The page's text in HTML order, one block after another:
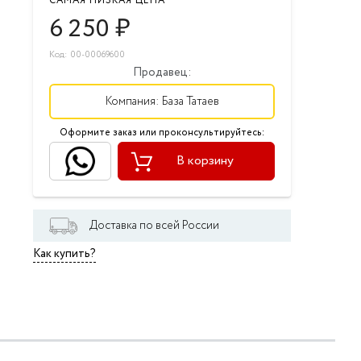
6 250₽
Код: 00-00069600
Продавец:
Компания: База Татаев
Оформите заказ или проконсультируйтесь:
В корзину
Доставка по всей России
Как купить?